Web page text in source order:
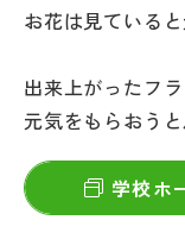
お花は見ている
出来上がったフ
元気をもらおう
学校ホ